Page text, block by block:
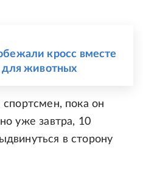
кросс вместе
животных
спортсмен, пока он
уже завтра, 10
в сторону